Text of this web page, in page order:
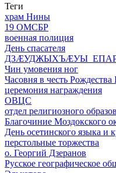
Теги
храм Нины
19 ОМСБР
военная полиция
День спасателя
ДЗӔУДЖЫХЪӔУЫ
Чин умовения ног
Часовня в честь
церемония награждения
ОВЦС
отдел религиозного
Благочиние Моздокского
День осетинского языка и
перстольные торжества
о. Георгий Дзеранов
Русское географическое